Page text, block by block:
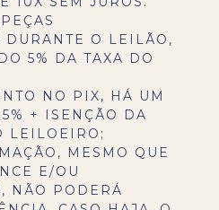
DURANTE O LEILÃO,
5% DA TAXA DO
NO PIX, HÁ UM
+ ISENÇÃO DA
LEILOEIRO;
MESMO QUE
E/OU
NÃO PODERÁ